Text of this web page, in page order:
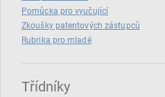
Pomůcka pro vyučující
Zkoušky patentových zástupců
Rubrika pro mladé
Třídníky